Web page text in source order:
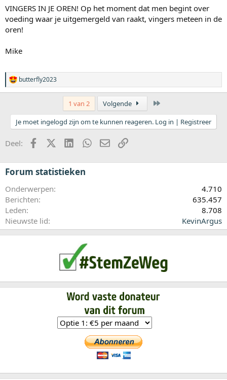
e
n
:
VINGERS IN JE OREN! Op het moment dat men begint over
voeding waar je uitgemergeld van raakt, vingers meteen in de
oren!
Mike
W
a
d
i
n
e
n
butterfly2023
1 van 2 Volgende
Je moet ingelogd zijn om te kunnen reageren. Log in | Registreer
Deel: FacebookX (Twitter)LinkedInWhatsApp
E-mailkoppeling
Forum statistieken
Onderwerpen
4.710
Berichten
635.457
Leden
8.708
Nieuwste lid
KevinArgus